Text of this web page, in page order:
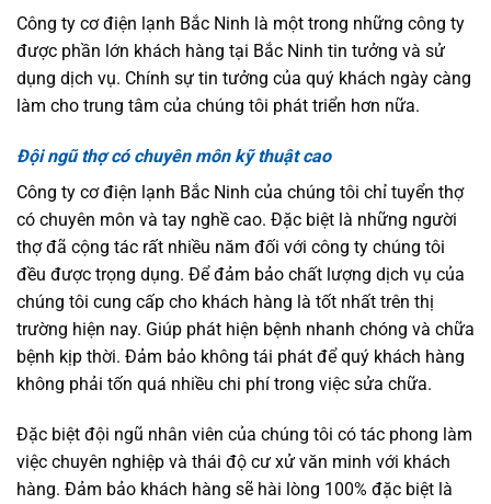
Công ty cơ điện lạnh Bắc Ninh là một trong những công ty
được phần lớn khách hàng tại Bắc Ninh tin tưởng và sử
dụng dịch vụ. Chính sự tin tưởng của quý khách ngày càng
làm cho trung tâm của chúng tôi phát triển hơn nữa.
Đội ngũ thợ có chuyên môn kỹ thuật cao
Công ty cơ điện lạnh Bắc Ninh của chúng tôi chỉ tuyển thợ
có chuyên môn và tay nghề cao. Đặc biệt là những người
thợ đã cộng tác rất nhiều năm đối với công ty chúng tôi
đều được trọng dụng. Để đảm bảo chất lượng dịch vụ của
chúng tôi cung cấp cho khách hàng là tốt nhất trên thị
trường hiện nay. Giúp phát hiện bệnh nhanh chóng và chữa
bệnh kịp thời. Đảm bảo không tái phát để quý khách hàng
không phải tốn quá nhiều chi phí trong việc sửa chữa.
Đặc biệt đội ngũ nhân viên của chúng tôi có tác phong làm
việc chuyên nghiệp và thái độ cư xử văn minh với khách
hàng. Đảm bảo khách hàng sẽ hài lòng 100% đặc biệt là